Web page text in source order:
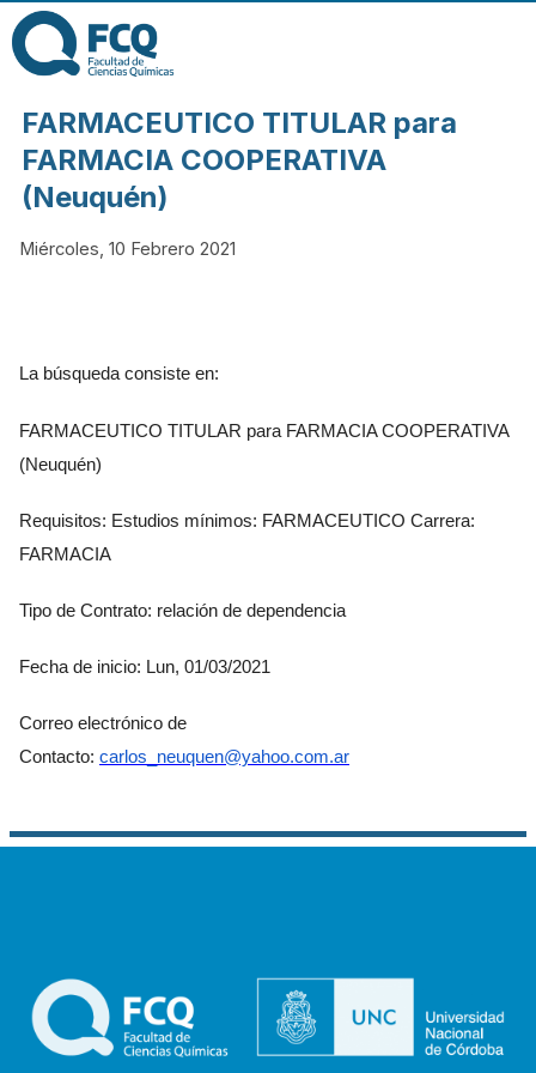
FACULTAD DE
CIENCIAS
QUÍMICAS DE
UNIVERSIDAD
NACIONAL DE
CÓRDOBA
FARMACEUTICO TITULAR para
FARMACIA COOPERATIVA
(Neuquén)
Miércoles, 10 Febrero 2021
La búsqueda consiste en:
FARMACEUTICO TITULAR para FARMACIA COOPERATIVA
(Neuquén)
Requisitos: Estudios mínimos: FARMACEUTICO Carrera:
FARMACIA
Tipo de Contrato: relación de dependencia
Fecha de inicio: Lun, 01/03/2021
Correo electrónico de
Contacto: carlos_neuquen@yahoo.com.ar